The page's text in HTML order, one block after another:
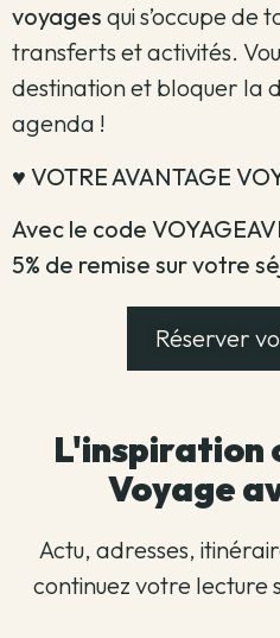
voyages qui s’occupe de
transferts et activités.
destination et bloquer la
agenda !
♥️ VOTRE AVANTAGE
Avec le code
5% de remise sur votre
Réserver
L'inspiration
Voyage
Actu, adresses,
continuez votre lecture